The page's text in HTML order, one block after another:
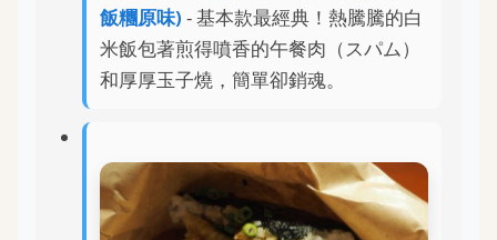
飯糰原味) - 基本款最經典！熱騰騰的白
米飯包著煎得噴香的午餐肉（スパム）
和厚厚玉子燒，簡單卻銷魂。